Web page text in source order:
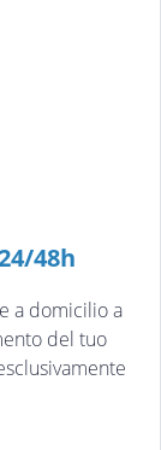
48h
a domicilio a
del tuo